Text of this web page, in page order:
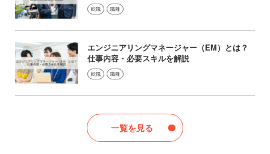
転職 職種
エンジニアリングマネージャー（EM）とは？
仕事内容・必要スキルを解説
転職 職種
一覧を見る